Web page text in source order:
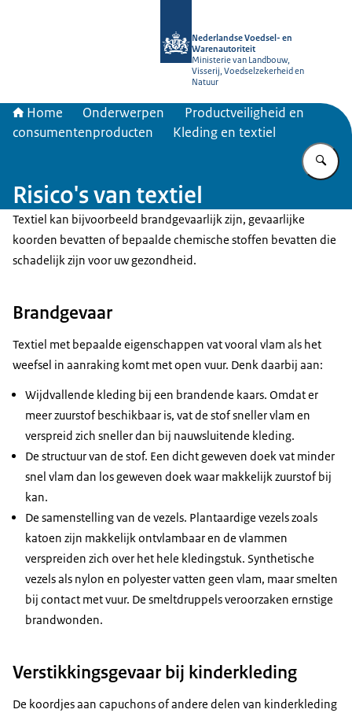
Nederlandse Voedsel- en
Warenautoriteit
Ministerie van Landbouw,
Visserij, Voedselzekerheid en
Natuur
Home Onderwerpen
Productveiligheid en
consumentenproducten
Kleding en textiel
Risico's van textiel
Textiel kan bijvoorbeeld brandgevaarlijk zijn, gevaarlijke
koorden bevatten of bepaalde chemische stoffen bevatten die
schadelijk zijn voor uw gezondheid.
Brandgevaar
Textiel met bepaalde eigenschappen vat vooral vlam als het
weefsel in aanraking komt met open vuur. Denk daarbij aan:
Wijdvallende kleding bij een brandende kaars. Omdat er
meer zuurstof beschikbaar is, vat de stof sneller vlam en
verspreid zich sneller dan bij nauwsluitende kleding.
De structuur van de stof. Een dicht geweven doek vat minder
snel vlam dan los geweven doek waar makkelijk zuurstof bij
kan.
De samenstelling van de vezels. Plantaardige vezels zoals
katoen zijn makkelijk ontvlambaar en de vlammen
verspreiden zich over het hele kledingstuk. Synthetische
vezels als nylon en polyester vatten geen vlam, maar smelten
bij contact met vuur. De smeltdruppels veroorzaken ernstige
brandwonden.
Verstikkingsgevaar bij kinderkleding
De koordjes aan capuchons of andere delen van kinderkleding